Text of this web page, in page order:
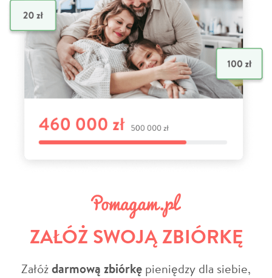
ZAŁÓŻ SWOJĄ ZBIÓRKĘ
Załóżdarmową zbiórkę pieniędzy dla siebie,